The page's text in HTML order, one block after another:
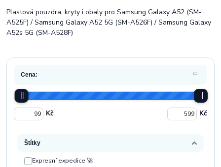
Plastová pouzdra, kryty i obaly pro Samsung Galaxy A52 (SM-
A525F) / Samsung Galaxy A52 5G (SM-A526F) / Samsung Galaxy
A52s 5G (SM-A528F)
Cena:
Kč Kč
Štítky
Expresní expedice 🚀